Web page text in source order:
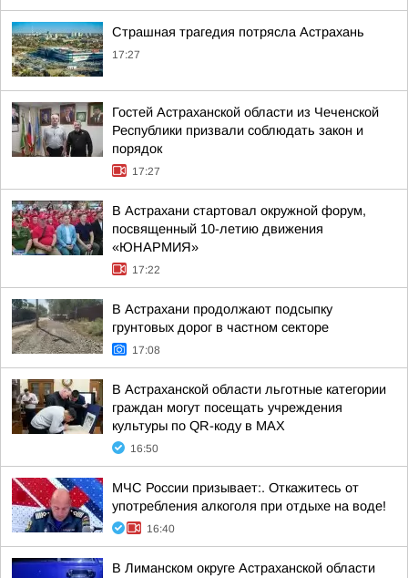
Страшная трагедия потрясла Астрахань
17:27
Гостей Астраханской области из Чеченской
Республики призвали соблюдать закон и
порядок
17:27
В Астрахани стартовал окружной форум,
посвященный 10-летию движения
«ЮНАРМИЯ»
17:22
В Астрахани продолжают подсыпку
грунтовых дорог в частном секторе
17:08
В Астраханской области льготные категории
граждан могут посещать учреждения
культуры по QR-коду в МАХ
16:50
МЧС России призывает:. Откажитесь от
употребления алкоголя при отдыхе на воде!
16:40
В Лиманском округе Астраханской области